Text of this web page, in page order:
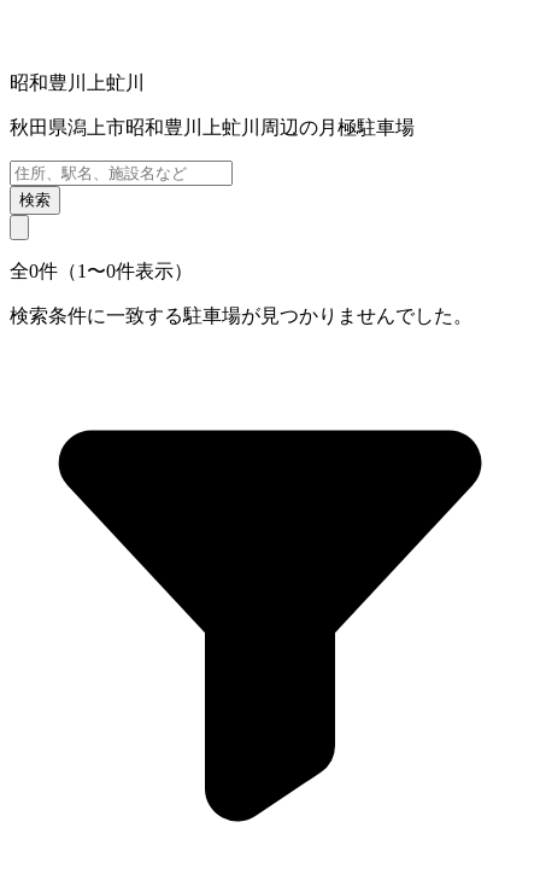
昭和豊川上虻川
秋田県潟上市昭和豊川上虻川周辺の月極駐車場
検索
全0件（1〜0件表示）
検索条件に一致する駐車場が見つかりませんでした。